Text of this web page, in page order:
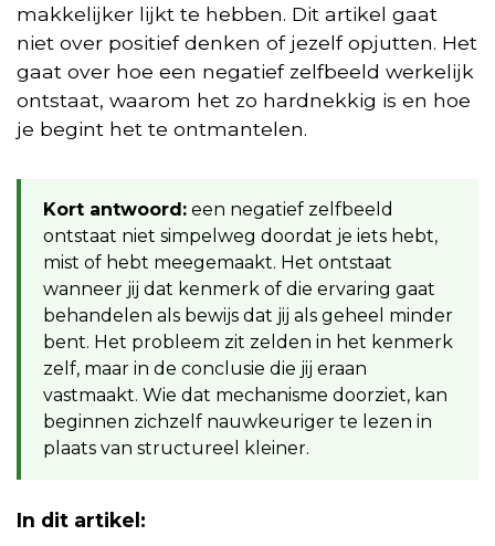
makkelijker lijkt te hebben. Dit artikel gaat
niet over positief denken of jezelf opjutten. Het
gaat over hoe een negatief zelfbeeld werkelijk
ontstaat, waarom het zo hardnekkig is en hoe
je begint het te ontmantelen.
Kort antwoord: een negatief zelfbeeld
ontstaat niet simpelweg doordat je iets hebt,
mist of hebt meegemaakt. Het ontstaat
wanneer jij dat kenmerk of die ervaring gaat
behandelen als bewijs dat jij als geheel minder
bent. Het probleem zit zelden in het kenmerk
zelf, maar in de conclusie die jij eraan
vastmaakt. Wie dat mechanisme doorziet, kan
beginnen zichzelf nauwkeuriger te lezen in
plaats van structureel kleiner.
In dit artikel: